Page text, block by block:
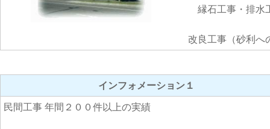
縁石工事・排水
改良工事（砂利へ
インフォメーション１
民間工事 年間２００件以上の実績